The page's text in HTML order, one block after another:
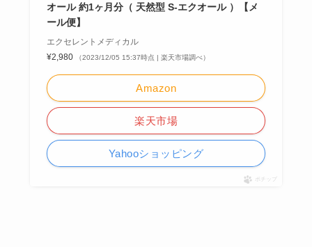
オール 約1ヶ月分（ 天然型 S-エクオール ）【メ
ール便】
エクセレントメディカル
¥2,980
（2023/12/05 15:37時点 | 楽天市場調べ）
Amazon
楽天市場
Yahooショッピング
ポチップ